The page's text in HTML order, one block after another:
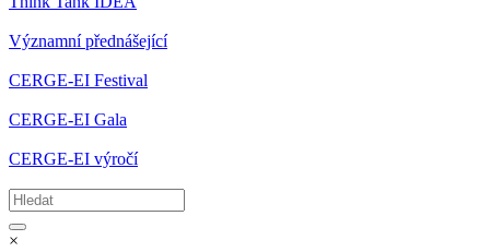
Významní přednášející
CERGE-EI Festival
CERGE-EI Gala
CERGE-EI výročí
×